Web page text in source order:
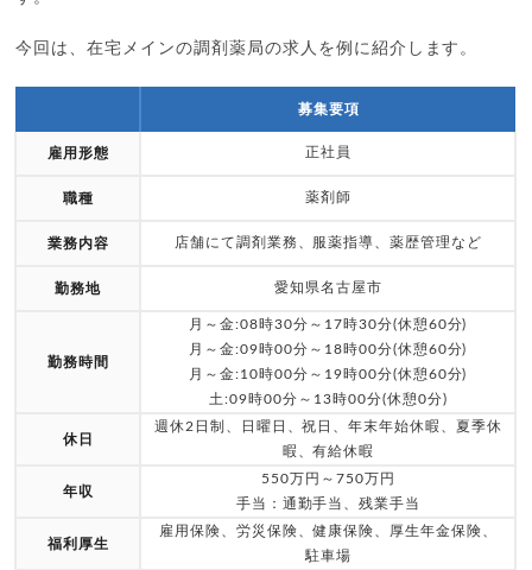
今回は、在宅メインの調剤薬局の求人を例に紹介します。
募集要項
雇用形態 正社員
職種 薬剤師
業務内容 店舗にて調剤業務、服薬指導、薬歴管理など
勤務地 愛知県名古屋市
勤務時間
月～金:08時30分～17時30分(休憩60分)
月～金:09時00分～18時00分(休憩60分)
月～金:10時00分～19時00分(休憩60分)
土:09時00分～13時00分(休憩0分)
休日
週休2日制、日曜日、祝日、年末年始休暇、夏季休
暇、有給休暇
年収
550万円～750万円
手当：通勤手当、残業手当
福利厚生
雇用保険、労災保険、健康保険、厚生年金保険、
駐車場